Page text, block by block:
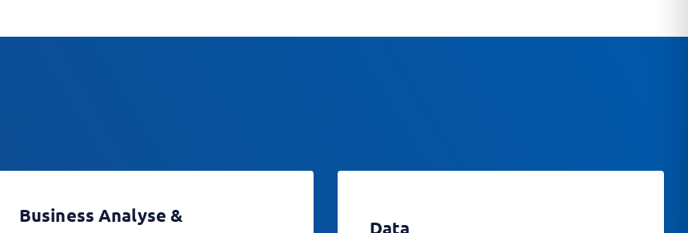
Business Analyse &
Data